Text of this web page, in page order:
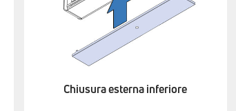
Chiusura esterna inferiore